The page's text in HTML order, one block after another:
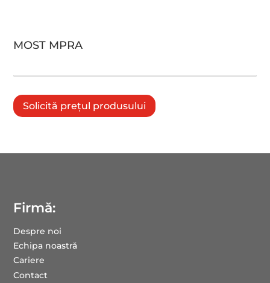
MOST MPRA
Solicită prețul produsului
Firmă:
Despre noi
Echipa noastră
Cariere
Contact